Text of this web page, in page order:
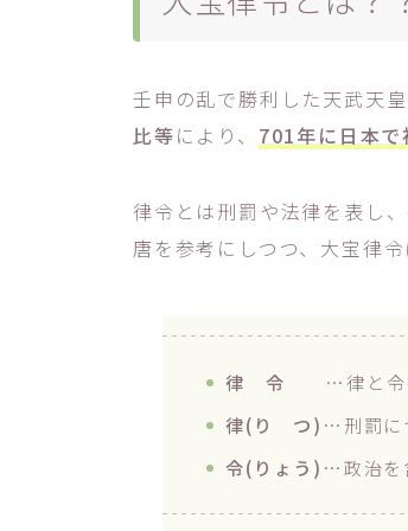
壬申の乱で勝利した天武天
比等により、 701年に日本
律令とは刑罰や法律を表し
唐を参考にしつつ、大宝律
律 令 …律と令
律(り つ) …刑罰に
令(りょう) …政治を